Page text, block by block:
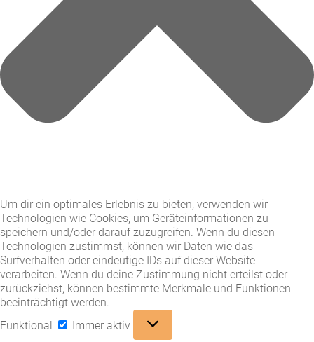
Um dir ein optimales Erlebnis zu bieten, verwenden wir
Technologien wie Cookies, um Geräteinformationen zu
speichern und/oder darauf zuzugreifen. Wenn du diesen
Technologien zustimmst, können wir Daten wie das
Surfverhalten oder eindeutige IDs auf dieser Website
verarbeiten. Wenn du deine Zustimmung nicht erteilst oder
zurückziehst, können bestimmte Merkmale und Funktionen
beeinträchtigt werden.
Funktional
Immer aktiv